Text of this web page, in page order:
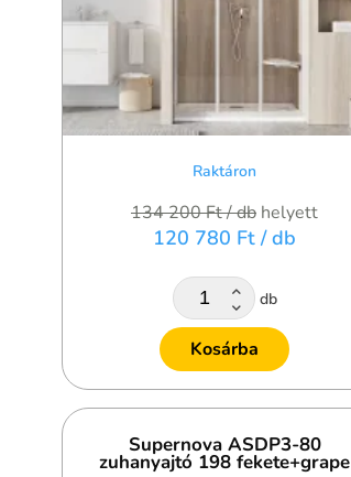
Raktáron
134 200 Ft/ db helyett
120 780 Ft / db
db
Kosárba
Supernova ASDP3-80
zuhanyajtó 198 fekete+grape